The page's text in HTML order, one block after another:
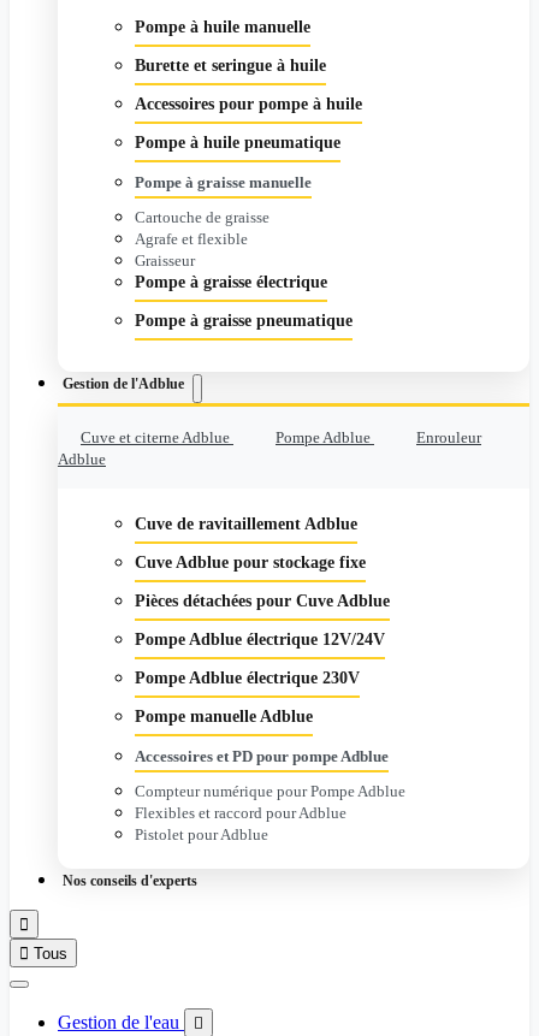
Pompe à huile manuelle
Burette et seringue à huile
Accessoires pour pompe à huile
Pompe à huile pneumatique
Pompe à graisse manuelle
Cartouche de graisse
Agrafe et flexible
Graisseur
Pompe à graisse électrique
Pompe à graisse pneumatique
Gestion de l'Adblue
Cuve et citerne Adblue Pompe Adblue
Enrouleur
Adblue
Cuve de ravitaillement Adblue
Cuve Adblue pour stockage fixe
Pièces détachées pour Cuve Adblue
Pompe Adblue électrique 12V/24V
Pompe Adblue électrique 230V
Pompe manuelle Adblue
Accessoires et PD pour pompe Adblue
Compteur numérique pour Pompe Adblue
Flexibles et raccord pour Adblue
Pistolet pour Adblue
Nos conseils d'experts

 Tous
Gestion de l'eau 